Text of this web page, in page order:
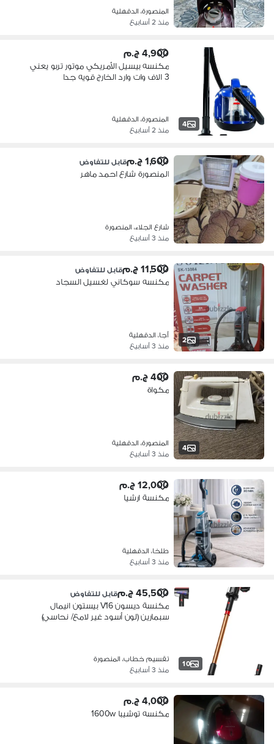
المنصورة، الدقهلية
منذ 2 أسابيع
4
4,900 ج.م
مكنسه بيسيل الأمريكي موتور تربو يعني
3 الاف وات وارد الخارج قويه جدا
المنصورة، الدقهلية
منذ 2 أسابيع
1,600 ج.م قابل للتفاوض
المنصورة شارع احمد ماهر
شارع الجلاء، المنصورة
منذ 3 أسابيع
2
11,500 ج.م قابل للتفاوض
مكنسه سوكاني لغسيل السجاد
أجا، الدقهلية
منذ 3 أسابيع
4
400 ج.م
مكواة
المنصورة، الدقهلية
منذ 3 أسابيع
12,000 ج.م
مكنسة ارشيا
طلخا، الدقهلية
منذ 3 أسابيع
10
45,500 ج.م قابل للتفاوض
مكنسة ديسون V16 بيستون انيمال
سبمارين (لون أسود غير لامع/ نحاسي)
تقسيم خطاب، المنصورة
منذ 3 أسابيع
4,000 ج.م
مكنسه توشيبا 1600w